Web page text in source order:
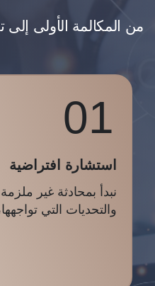
من المكالمة الأولى إلى
01
استشارة افتراضية
نبدأ بمحادثة غير
والتحديات التي